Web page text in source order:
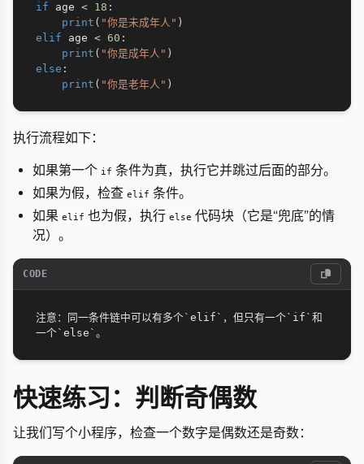
if age < 18 :
print ( "你是未成年人" )
elif age < 60 :
print ( "你是成年人" )
else :
print ( "你是老年人" )
执行流程如下：
如果第一个 if 条件为真，执行它并跳过后面的部分。
如果为假，检查 elif 条件。
如果 elif 也为假，执行 else 代码块（它是“兜底”的情
况）。
CODE
注意：同一条件链中可以有多个`elif`，但只有一个`if`和
快速练习：判断奇偶数
让我们写个小程序，检查一个数字是偶数还是奇数：